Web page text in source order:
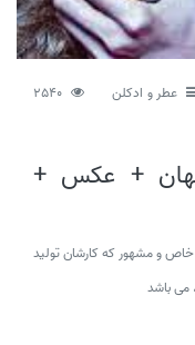
عطر و ادکلن
2540
جهان + عکس +
و مشهور که کارشان تولید
می باشد